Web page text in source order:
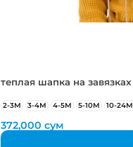
теплая шапка на завязках
2-3М 3-4М 4-5М 5-10М 10-24М
372,000 сум